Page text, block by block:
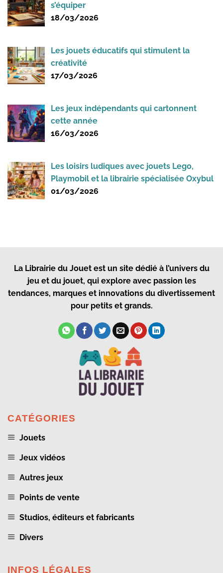
s’équiper
18/03/2026
Les jouets éducatifs qui stimulent la
créativité
17/03/2026
Les jeux indépendants qui cartonnent
cette année
16/03/2026
Les loisirs ludiques avec jouets Lego,
Playmobil et la librairie spécialisée Oxybul
01/03/2026
La Librairie du Jouetest un site dédié à l’univers du
jeu et du jouet, qui explore avec passion les
tendances, marques et innovations du divertissement
pour petits et grands.
CATÉGORIES
Jouets
Jeux vidéos
Autres jeux
Points de vente
Studios, éditeurs et fabricants
Divers
INFOS LÉGALES